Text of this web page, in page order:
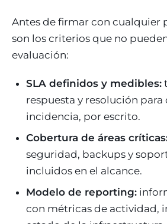
Antes de firmar con cualquier
son los criterios que no
evaluación:
SLA definidos y medibles:
respuesta y resolución
incidencia, por escrito.
Cobertura de áreas
seguridad, backups y
incluidos en el alcance.
Modelo de reporting:
con métricas de actividad,